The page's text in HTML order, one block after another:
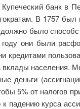
банк в
В 1757
было
они были
деньги
5% от налогов
падению курса